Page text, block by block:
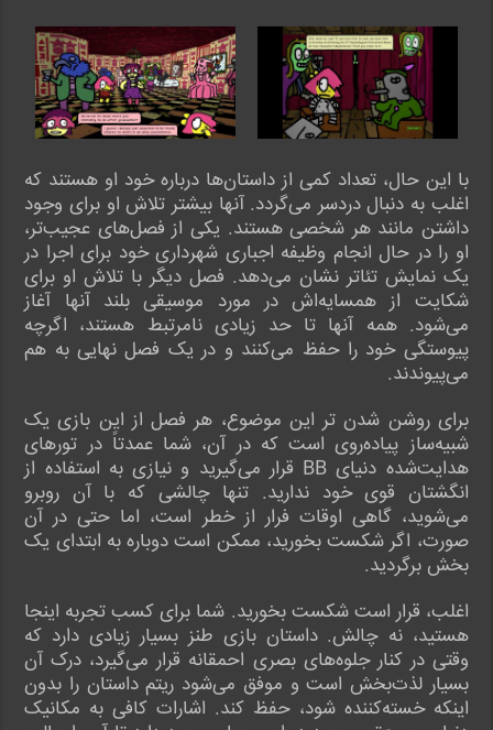
با این حال، تعداد کمی از داستان‌ها درباره خود او هستند که
اغلب به دنبال دردسر می‌گردد. آنها بیشتر تلاش او برای وجود
داشتن مانند هر شخصی هستند. یکی از فصل‌های عجیب‌تر،
او را در حال انجام وظیفه اجباری شهرداری خود برای اجرا در
یک نمایش تئاتر نشان می‌دهد. فصل دیگر با تلاش او برای
شکایت از همسایه‌اش در مورد موسیقی بلند آنها آغاز
می‌شود. همه آنها تا حد زیادی نامرتبط هستند، اگرچه
پیوستگی خود را حفظ می‌کنند و در یک فصل نهایی به هم
می‌پیوندند.
برای روشن شدن تر این موضوع، هر فصل از این بازی یک
شبیه‌ساز پیاده‌روی است که در آن، شما عمدتاً در تورهای
هدایت‌شده دنیای BB قرار می‌گیرید و نیازی به استفاده از
انگشتان قوی خود ندارید. تنها چالشی که با آن روبرو
می‌شوید، گاهی اوقات فرار از خطر است، اما حتی در آن
صورت، اگر شکست بخورید، ممکن است دوباره به ابتدای یک
بخش برگردید.
اغلب، قرار است شکست بخورید. شما برای کسب تجربه اینجا
هستید، نه چالش. داستان بازی طنز بسیار زیادی دارد که
وقتی در کنار جلوه‌های بصری احمقانه قرار می‌گیرد، درک آن
بسیار لذت‌بخش است و موفق می‌شود ریتم داستان را بدون
اینکه خسته‌کننده شود، حفظ کند. اشارات کافی به مکانیک